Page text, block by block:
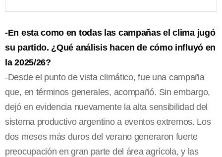
-En esta como en todas las campañas el clima jugó
su partido. ¿Qué análisis hacen de cómo influyó en
la 2025/26?
-Desde el punto de vista climático, fue una campaña
que, en términos generales, acompañó. Sin embargo,
dejó en evidencia nuevamente la alta sensibilidad del
sistema productivo argentino a eventos extremos. Los
dos meses más duros del verano generaron fuerte
preocupación en gran parte del área agrícola, y las